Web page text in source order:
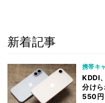
新着記事
携帯キ
KDDI
分け
550円